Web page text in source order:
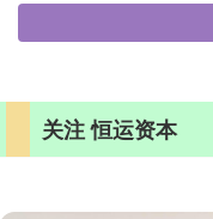
关注 恒运资本